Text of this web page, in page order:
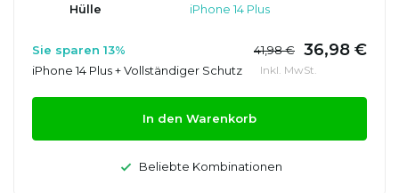
Hülle
iPhone 14 Plus
Sie sparen 13% 41,98 € 36,98 €
iPhone 14 Plus + Vollständiger Schutz Inkl. MwSt.
In den Warenkorb
Beliebte Kombinationen